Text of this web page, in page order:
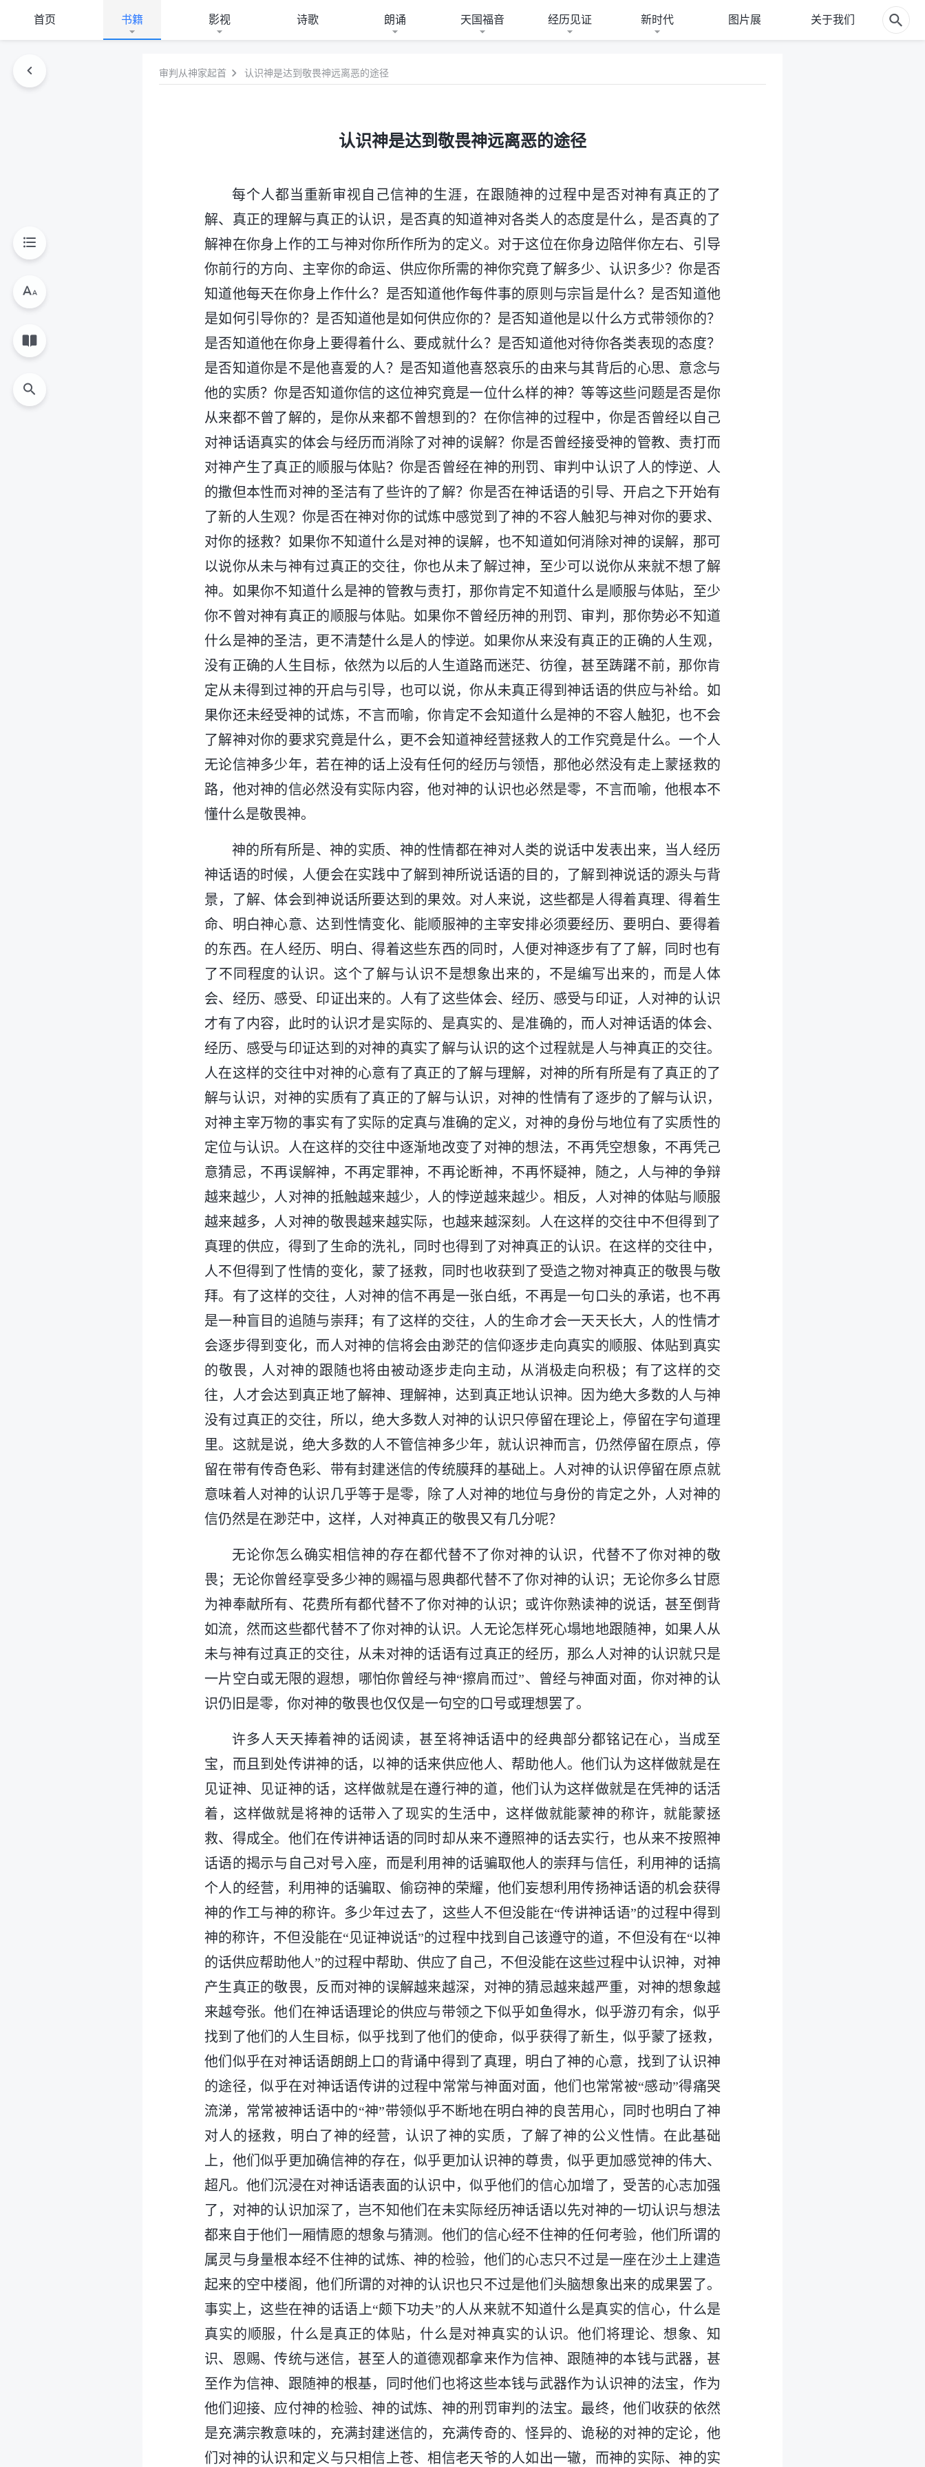
首页 书籍 影视 诗歌 朗诵 天国福音 经历见证 新时代 图片展 关于我们
审判从神家起首 认识神是达到敬畏神远离恶的途径
认识神是达到敬畏神远离恶的途径
每个人都当重新审视自己信神的生涯，在跟随神的过程中是否对神有真正的了
解、真正的理解与真正的认识，是否真的知道神对各类人的态度是什么，是否真的了
解神在你身上作的工与神对你所作所为的定义。对于这位在你身边陪伴你左右、引导
你前行的方向、主宰你的命运、供应你所需的神你究竟了解多少、认识多少？你是否
知道他每天在你身上作什么？是否知道他作每件事的原则与宗旨是什么？是否知道他
是如何引导你的？是否知道他是如何供应你的？是否知道他是以什么方式带领你的？
是否知道他在你身上要得着什么、要成就什么？是否知道他对待你各类表现的态度？
是否知道你是不是他喜爱的人？是否知道他喜怒哀乐的由来与其背后的心思、意念与
他的实质？你是否知道你信的这位神究竟是一位什么样的神？等等这些问题是否是你
从来都不曾了解的，是你从来都不曾想到的？在你信神的过程中，你是否曾经以自己
对神话语真实的体会与经历而消除了对神的误解？你是否曾经接受神的管教、责打而
对神产生了真正的顺服与体贴？你是否曾经在神的刑罚、审判中认识了人的悖逆、人
的撒但本性而对神的圣洁有了些许的了解？你是否在神话语的引导、开启之下开始有
了新的人生观？你是否在神对你的试炼中感觉到了神的不容人触犯与神对你的要求、
对你的拯救？如果你不知道什么是对神的误解，也不知道如何消除对神的误解，那可
以说你从未与神有过真正的交往，你也从未了解过神，至少可以说你从来就不想了解
神。如果你不知道什么是神的管教与责打，那你肯定不知道什么是顺服与体贴，至少
你不曾对神有真正的顺服与体贴。如果你不曾经历神的刑罚、审判，那你势必不知道
什么是神的圣洁，更不清楚什么是人的悖逆。如果你从来没有真正的正确的人生观，
没有正确的人生目标，依然为以后的人生道路而迷茫、彷徨，甚至踌躇不前，那你肯
定从未得到过神的开启与引导，也可以说，你从未真正得到神话语的供应与补给。如
果你还未经受神的试炼，不言而喻，你肯定不会知道什么是神的不容人触犯，也不会
了解神对你的要求究竟是什么，更不会知道神经营拯救人的工作究竟是什么。一个人
无论信神多少年，若在神的话上没有任何的经历与领悟，那他必然没有走上蒙拯救的
路，他对神的信必然没有实际内容，他对神的认识也必然是零，不言而喻，他根本不
懂什么是敬畏神。
神的所有所是、神的实质、神的性情都在神对人类的说话中发表出来，当人经历
神话语的时候，人便会在实践中了解到神所说话语的目的，了解到神说话的源头与背
景，了解、体会到神说话所要达到的果效。对人来说，这些都是人得着真理、得着生
命、明白神心意、达到性情变化、能顺服神的主宰安排必须要经历、要明白、要得着
的东西。在人经历、明白、得着这些东西的同时，人便对神逐步有了了解，同时也有
了不同程度的认识。这个了解与认识不是想象出来的，不是编写出来的，而是人体
会、经历、感受、印证出来的。人有了这些体会、经历、感受与印证，人对神的认识
才有了内容，此时的认识才是实际的、是真实的、是准确的，而人对神话语的体会、
经历、感受与印证达到的对神的真实了解与认识的这个过程就是人与神真正的交往。
人在这样的交往中对神的心意有了真正的了解与理解，对神的所有所是有了真正的了
解与认识，对神的实质有了真正的了解与认识，对神的性情有了逐步的了解与认识，
对神主宰万物的事实有了实际的定真与准确的定义，对神的身份与地位有了实质性的
定位与认识。人在这样的交往中逐渐地改变了对神的想法，不再凭空想象，不再凭己
意猜忌，不再误解神，不再定罪神，不再论断神，不再怀疑神，随之，人与神的争辩
越来越少，人对神的抵触越来越少，人的悖逆越来越少。相反，人对神的体贴与顺服
越来越多，人对神的敬畏越来越实际，也越来越深刻。人在这样的交往中不但得到了
真理的供应，得到了生命的洗礼，同时也得到了对神真正的认识。在这样的交往中，
人不但得到了性情的变化，蒙了拯救，同时也收获到了受造之物对神真正的敬畏与敬
拜。有了这样的交往，人对神的信不再是一张白纸，不再是一句口头的承诺，也不再
是一种盲目的追随与崇拜；有了这样的交往，人的生命才会一天天长大，人的性情才
会逐步得到变化，而人对神的信将会由渺茫的信仰逐步走向真实的顺服、体贴到真实
的敬畏，人对神的跟随也将由被动逐步走向主动，从消极走向积极；有了这样的交
往，人才会达到真正地了解神、理解神，达到真正地认识神。因为绝大多数的人与神
没有过真正的交往，所以，绝大多数人对神的认识只停留在理论上，停留在字句道理
里。这就是说，绝大多数的人不管信神多少年，就认识神而言，仍然停留在原点，停
留在带有传奇色彩、带有封建迷信的传统膜拜的基础上。人对神的认识停留在原点就
意味着人对神的认识几乎等于是零，除了人对神的地位与身份的肯定之外，人对神的
信仍然是在渺茫中，这样，人对神真正的敬畏又有几分呢？
无论你怎么确实相信神的存在都代替不了你对神的认识，代替不了你对神的敬
畏；无论你曾经享受多少神的赐福与恩典都代替不了你对神的认识；无论你多么甘愿
为神奉献所有、花费所有都代替不了你对神的认识；或许你熟读神的说话，甚至倒背
如流，然而这些都代替不了你对神的认识。人无论怎样死心塌地地跟随神，如果人从
未与神有过真正的交往，从未对神的话语有过真正的经历，那么人对神的认识就只是
一片空白或无限的遐想，哪怕你曾经与神“擦肩而过”、曾经与神面对面，你对神的认
识仍旧是零，你对神的敬畏也仅仅是一句空的口号或理想罢了。
许多人天天捧着神的话阅读，甚至将神话语中的经典部分都铭记在心，当成至
宝，而且到处传讲神的话，以神的话来供应他人、帮助他人。他们认为这样做就是在
见证神、见证神的话，这样做就是在遵行神的道，他们认为这样做就是在凭神的话活
着，这样做就是将神的话带入了现实的生活中，这样做就能蒙神的称许，就能蒙拯
救、得成全。他们在传讲神话语的同时却从来不遵照神的话去实行，也从来不按照神
话语的揭示与自己对号入座，而是利用神的话骗取他人的崇拜与信任，利用神的话搞
个人的经营，利用神的话骗取、偷窃神的荣耀，他们妄想利用传扬神话语的机会获得
神的作工与神的称许。多少年过去了，这些人不但没能在“传讲神话语”的过程中得到
神的称许，不但没能在“见证神说话”的过程中找到自己该遵守的道，不但没有在“以神
的话供应帮助他人”的过程中帮助、供应了自己，不但没能在这些过程中认识神，对神
产生真正的敬畏，反而对神的误解越来越深，对神的猜忌越来越严重，对神的想象越
来越夸张。他们在神话语理论的供应与带领之下似乎如鱼得水，似乎游刃有余，似乎
找到了他们的人生目标，似乎找到了他们的使命，似乎获得了新生，似乎蒙了拯救，
他们似乎在对神话语朗朗上口的背诵中得到了真理，明白了神的心意，找到了认识神
的途径，似乎在对神话语传讲的过程中常常与神面对面，他们也常常被“感动”得痛哭
流涕，常常被神话语中的“神”带领似乎不断地在明白神的良苦用心，同时也明白了神
对人的拯救，明白了神的经营，认识了神的实质，了解了神的公义性情。在此基础
上，他们似乎更加确信神的存在，似乎更加认识神的尊贵，似乎更加感觉神的伟大、
超凡。他们沉浸在对神话语表面的认识中，似乎他们的信心加增了，受苦的心志加强
了，对神的认识加深了，岂不知他们在未实际经历神话语以先对神的一切认识与想法
都来自于他们一厢情愿的想象与猜测。他们的信心经不住神的任何考验，他们所谓的
属灵与身量根本经不住神的试炼、神的检验，他们的心志只不过是一座在沙土上建造
起来的空中楼阁，他们所谓的对神的认识也只不过是他们头脑想象出来的成果罢了。
事实上，这些在神的话语上“颇下功夫”的人从来就不知道什么是真实的信心，什么是
真实的顺服，什么是真正的体贴，什么是对神真实的认识。他们将理论、想象、知
识、恩赐、传统与迷信，甚至人的道德观都拿来作为信神、跟随神的本钱与武器，甚
至作为信神、跟随神的根基，同时他们也将这些本钱与武器作为认识神的法宝，作为
他们迎接、应付神的检验、神的试炼、神的刑罚审判的法宝。最终，他们收获的依然
是充满宗教意味的，充满封建迷信的，充满传奇的、怪异的、诡秘的对神的定论，他
们对神的认识和定义与只相信上苍、相信老天爷的人如出一辙，而神的实际、神的实